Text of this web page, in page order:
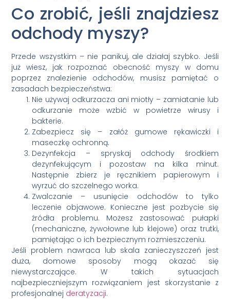
Co zrobić, jeśli znajdziesz
odchody myszy?
Przede wszystkim – nie panikuj, ale działaj szybko. Jeśli
już wiesz, jak rozpoznać obecność myszy w domu
poprzez znalezienie odchodów, musisz pamiętać o
zasadach bezpieczeństwa:
Nie używaj odkurzacza ani miotły – zamiatanie lub
odkurzanie może wzbić w powietrze wirusy i
bakterie.
Zabezpiecz się – załóż gumowe rękawiczki i
maseczkę ochronną.
Dezynfekcja – spryskaj odchody środkiem
dezynfekującym i pozostaw na kilka minut.
Następnie zbierz je ręcznikiem papierowym i
wyrzuć do szczelnego worka.
Zwalczanie – usunięcie odchodów to tylko
leczenie objawowe. Konieczne jest pozbycie się
źródła problemu. Możesz zastosować pułapki
(mechaniczne, żywołowne lub klejowe) oraz trutki,
pamiętając o ich bezpiecznym rozmieszczeniu.
Jeśli problem nawraca lub skala zanieczyszczeń jest
duża, domowe sposoby mogą okazać się
niewystarczające. W takich sytuacjach
najbezpieczniejszym rozwiązaniem jest skorzystanie z
profesjonalnej deratyzacji.